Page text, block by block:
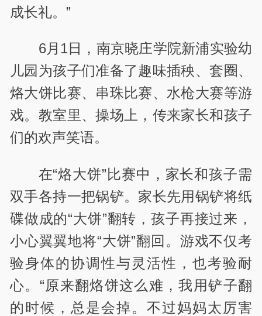
成长礼。”
6月1日，南京晓庄学院新浦实验幼
儿园为孩子们准备了趣味插秧、套圈、
烙大饼比赛、串珠比赛、水枪大赛等游
戏。教室里、操场上，传来家长和孩子
们的欢声笑语。
在“烙大饼”比赛中，家长和孩子需
双手各持一把锅铲。家长先用锅铲将纸
碟做成的“大饼”翻转，孩子再接过来，
小心翼翼地将“大饼”翻回。游戏不仅考
验身体的协调性与灵活性，也考验耐
心。“原来翻烙饼这么难，我用铲子翻
的时候，总是会掉。不过妈妈太厉害